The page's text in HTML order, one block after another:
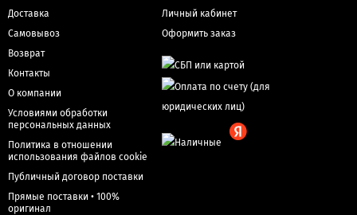
Доставка
Самовывоз
Возврат
Контакты
О компании
Условиями обработки
персональных данных
Политика в отношении
использования файлов cookie
Публичный договор поставки
Прямые поставки • 100%
оригинал
Личный кабинет
Оформить заказ